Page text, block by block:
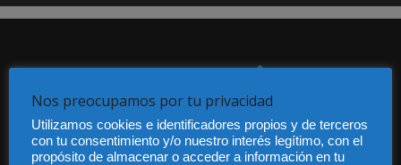
Audiencia y Publicidad
Quiénes somos
Nos preocupamos por tu privacidad
Utilizamos cookies e identificadores propios y de terceros
con tu consentimiento y/o nuestro interés legítimo, con el
propósito de almacenar o acceder a información en tu